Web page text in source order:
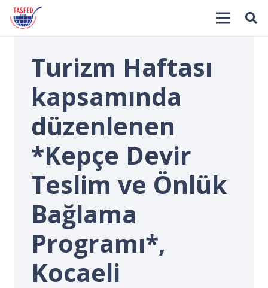
Turizm Haftası
kapsamında
düzenlenen
*Kepçe Devir
Teslim ve Önlük
Bağlama
Programı*,
Kocaeli